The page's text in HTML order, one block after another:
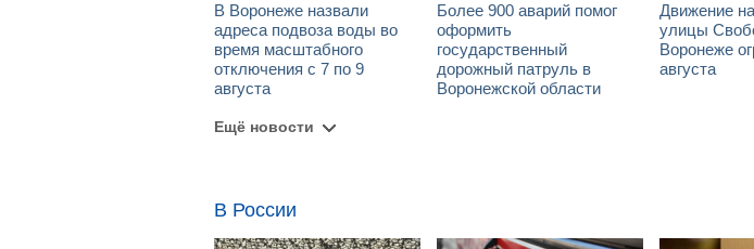
В Воронеже назвали
адреса подвоза воды во
время масштабного
отключения с 7 по 9
августа
Более 900 аварий помог
оформить
государственный
дорожный патруль в
Воронежской области
Движение
улицы
Воронеже
августа
Ещё новости
В России